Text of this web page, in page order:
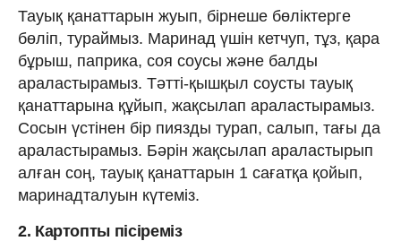
Тауық қанаттарын жуып, бірнеше бөліктерге
бөліп, тураймыз. Маринад үшін кетчуп, тұз, қара
бұрыш, паприка, соя соусы және балды
араластырамыз. Тәтті-қышқыл соусты тауық
қанаттарына құйып, жақсылап араластырамыз.
Сосын үстінен бір пиязды турап, салып, тағы да
араластырамыз. Бәрін жақсылап араластырып
алған соң, тауық қанаттарын 1 cағатқа қойып,
маринадталуын күтеміз.
2. Картопты пісіреміз